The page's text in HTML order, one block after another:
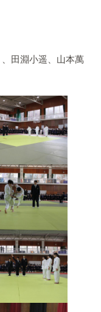
田淵小遥、山本萬